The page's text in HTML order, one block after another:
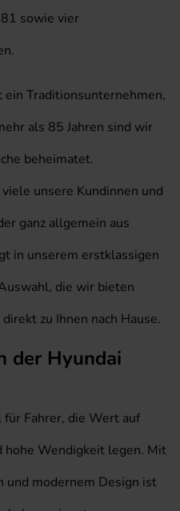
sowie vier
Traditionsunternehmen,
als 85 Jahren sind wir
beheimatet.
unsere Kundinnen und
ganz allgemein aus
in unserem erstklassigen
die wir bieten
zu Ihnen nach Hause.
der Hyundai
für Fahrer, die Wert auf
hohe Wendigkeit legen. Mit
und modernem Design ist